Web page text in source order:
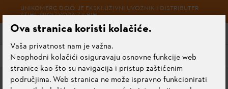
UNIKOMERC D.O.O. JE EKSKLUZIVNI UVOZNIK I DISTRIBUTER
STIHL PROIZVODA ZA BIH
Meni
Rezni alati
Ova stranica koristi kolačiće.
Vaša privatnost nam je važna.
Neophodni kolačići osiguravaju osnovne funkcije web
stranice kao što su navigacija i pristup zaštićenim
područjima. Web stranica ne može ispravno funkcionirati